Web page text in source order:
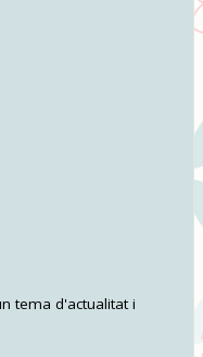
tema d'actualitat i